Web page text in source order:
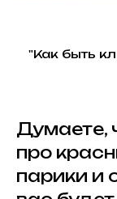
"Как быть
Думаете,
про
парики и